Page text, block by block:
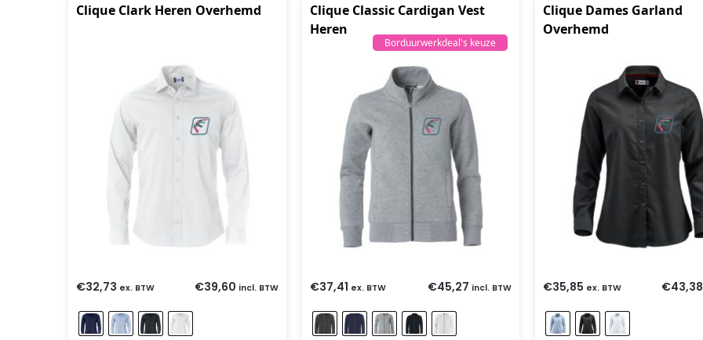
Clique Clark Heren Overhemd
€32,73 ex. BTW €39,60 incl. BTW
Clique Classic Cardigan Vest
Heren
Borduurwerkdeal's keuze
€37,41 ex. BTW €45,27 incl. BTW
Clique Dames Garland
Overhemd
€35,85 ex. BTW €43,38